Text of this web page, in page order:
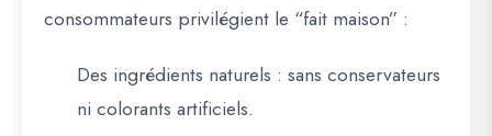
consommateurs privilégient le “fait maison” :
Des ingrédients naturels : sans conservateurs
ni colorants artificiels.